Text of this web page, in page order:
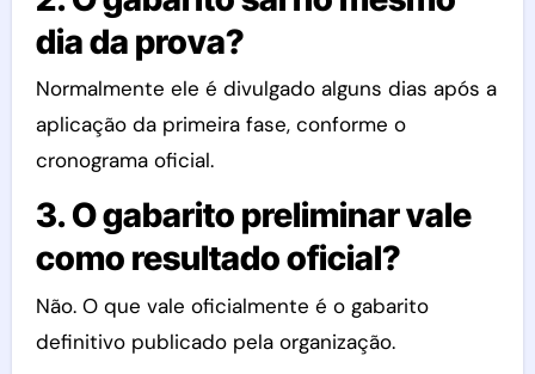
dia da prova?
Normalmente ele é divulgado alguns dias após a
aplicação da primeira fase, conforme o
cronograma oficial.
3. O gabarito preliminar vale
como resultado oficial?
Não. O que vale oficialmente é o gabarito
definitivo publicado pela organização.